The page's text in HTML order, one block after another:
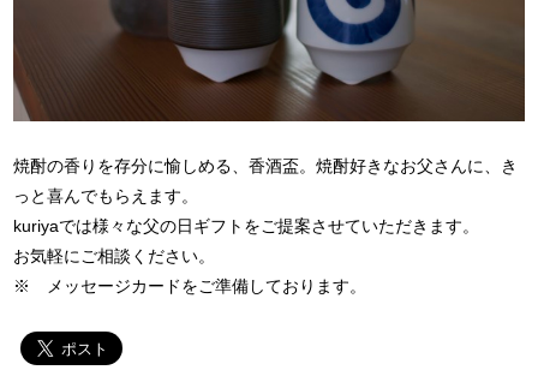
焼酎の香りを存分に愉しめる、香酒盃。焼酎好きなお父さんに、き
っと喜んでもらえます。
kuriyaでは様々な父の日ギフトをご提案させていただきます。
お気軽にご相談ください。
※ メッセージカードをご準備しております。